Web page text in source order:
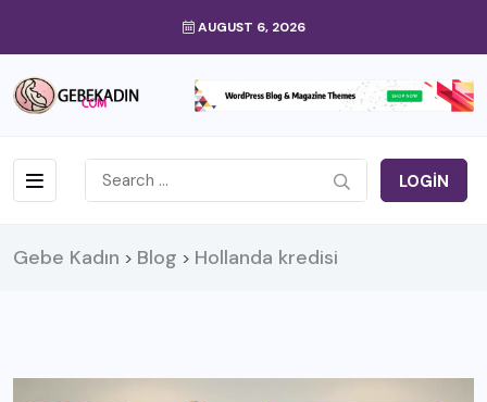
AUGUST 6, 2026
LOGIN
Gebe Kadın > Blog > Hollanda kredisi